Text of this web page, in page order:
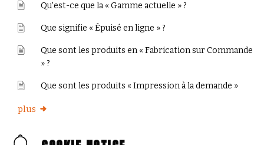
Qu'est-ce que la « Gamme actuelle » ?
Que signifie « Épuisé en ligne » ?
Que sont les produits en « Fabrication sur Commande
» ?
Que sont les produits « Impression à la demande »
plus